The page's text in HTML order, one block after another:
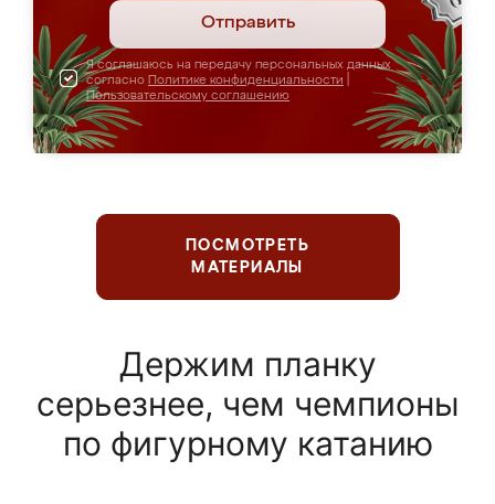
Отправить
Я соглашаюсь на передачу персональных данных
согласно Политике конфиденциальности
Пользовательскому соглашению
ПОСМОТРЕТЬ
МАТЕРИАЛЫ
Держим планку
серьезнее, чем чемпионы
по фигурному катанию